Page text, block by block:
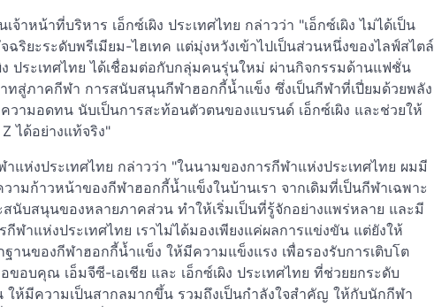
าหน้าที่บริหาร เอ็กซ์เผิง ประเทศไทย กล่าวว่า "เอ็กซ์เผิง ไม่ได้เป็น
ฉริยะระดับพรีเมียม-ไฮเทค แต่มุ่งหวังเข้าไปเป็นส่วนหนึ่งของไลฟ์สไตล์
ประเทศไทย ได้เชื่อมต่อกับกลุ่มคนรุ่นใหม่ ผ่านกิจกรรมด้านแฟชั่น
ทสู่ภาคกีฬา การสนับสนุนกีฬาฮอกกี้น้ำแข็ง ซึ่งเป็นกีฬาที่เปี่ยมด้วยพลัง
วามอดทน นับเป็นการสะท้อนตัวตนของแบรนด์ เอ็กซ์เผิง และช่วยให้
ได้อย่างแท้จริง"
แห่งประเทศไทย กล่าวว่า "ในนามของการกีฬาแห่งประเทศไทย ผมมี
ามก้าวหน้าของกีฬาฮอกกี้น้ำแข็งในบ้านเรา จากเดิมที่เป็นกีฬาเฉพาะ
นับสนุนของหลายภาคส่วน ทำให้เริ่มเป็นที่รู้จักอย่างแพร่หลาย และมี
าแห่งประเทศไทย เราไม่ได้มองเพียงแค่ผลการแข่งขัน แต่ยังให้
านของกีฬาฮอกกี้น้ำแข็ง ให้มีความแข็งแรง เพื่อรองรับการเติบโต
ขอบคุณ เอ็มจีซี-เอเชีย และ เอ็กซ์เผิง ประเทศไทย ที่ช่วยยกระดับ
ให้มีความเป็นสากลมากขึ้น รวมถึงเป็นกำลังใจสำคัญ ให้กับนักกีฬา